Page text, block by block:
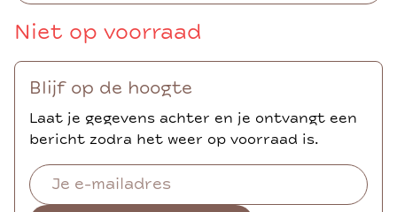
Niet op voorraad
Blijf op de hoogte
Laat je gegevens achter en je ontvangt een
bericht zodra het weer op voorraad is.